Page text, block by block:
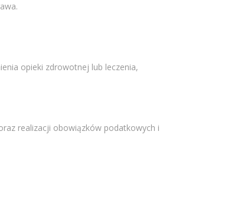
opieki zdrowotnej lub leczenia,
realizacji obowiązków podatkowych i